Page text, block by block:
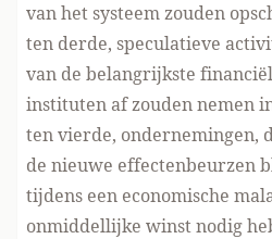
van het systeem zouden
ten derde, speculatieve
van de belangrijkste
instituten af zouden nemen
ten vierde, ondernemingen,
de nieuwe effectenbeurzen
tijdens een economische
onmiddellijke winst nodig